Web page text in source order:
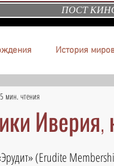
ПОСТ
История
Иверия,
5 мин. чтения
(Erudite